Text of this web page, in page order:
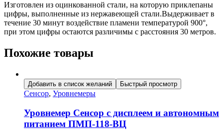
Изготовлен из оцинкованной стали, на которую приклепаны
цифры, выполненные из нержавеющей стали.Выдерживает в
течение 30 минут воздействие пламени температурой 900°,
при этом цифры остаются различимы с расстояния 30 метров.
Похожие товары
Добавить в список желаний Быстрый просмотр
Сенсор, Уровнемеры
Уровнемер Сенсор с дисплеем и автономным
питанием ПМП-118-ВЦ